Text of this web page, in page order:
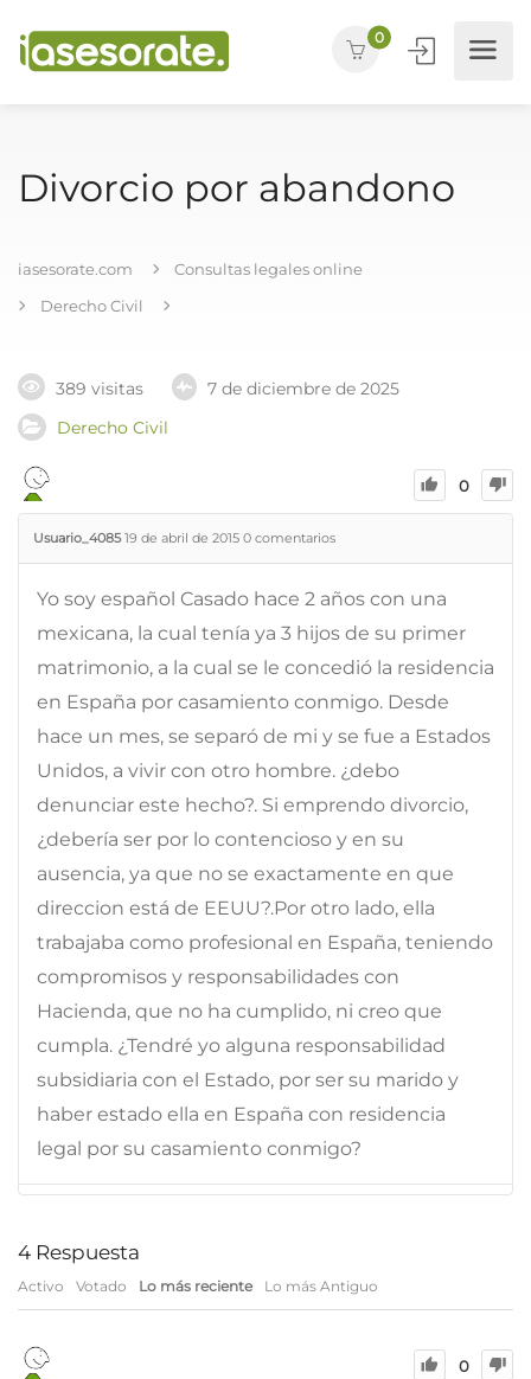
0
Divorcio por abandono
iasesorate.com
Consultas legales online
Derecho Civil
389 visitas
7 de diciembre de 2025
Derecho Civil
0
Usuario_4085 19 de abril de 2015 0 comentarios
Yo soy español Casado hace 2 años con una
mexicana, la cual tenía ya 3 hijos de su primer
matrimonio, a la cual se le concedió la residencia
en España por casamiento conmigo. Desde
hace un mes, se separó de mi y se fue a Estados
Unidos, a vivir con otro hombre. ¿debo
denunciar este hecho?. Si emprendo divorcio,
¿debería ser por lo contencioso y en su
ausencia, ya que no se exactamente en que
direccion está de EEUU?.Por otro lado, ella
trabajaba como profesional en España, teniendo
compromisos y responsabilidades con
Hacienda, que no ha cumplido, ni creo que
cumpla. ¿Tendré yo alguna responsabilidad
subsidiaria con el Estado, por ser su marido y
haber estado ella en España con residencia
legal por su casamiento conmigo?
4 Respuesta
Activo Votado Lo más reciente Lo más Antiguo
0